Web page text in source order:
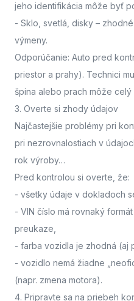
jeho identifikácia môže byť
- Sklo, svetlá, disky –
výmeny.
Odporúčanie: Auto pred
priestor a prahy). Technici
špina alebo prach môže
3. Overte si zhody údajov
Najčastejšie problémy pri
pri nezrovnalostiach v
rok výroby…
Pred kontrolou si overte, že:
- všetky údaje v dokladoch
- VIN číslo má rovnaký
preukaze,
- farba vozidla je zhodná (aj
- vozidlo nemá žiadne
(napr. zmena motora).
4. Pripravte sa na priebeh